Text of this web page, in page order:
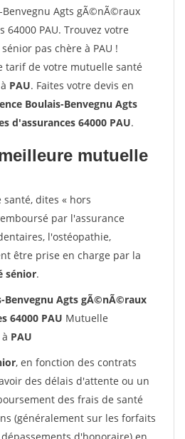
Benvegnu Agts gÃ©nÃ©raux
PAU. Trouvez votre
pas chère à PAU !
tarif de votre mutuelle santé
PAU. Faites votre devis en
Boulais-Benvegnu Agts
d'assurances 64000 PAU.
mutuelle
dites « hors
par l'assurance
l'ostéopathie,
être prise en charge par la
sénior.
Benvegnu Agts gÃ©nÃ©raux
64000 PAU Mutuelle
PAU
, en fonction des contrats
des délais d'attente ou un
des frais de santé
(généralement sur les forfaits